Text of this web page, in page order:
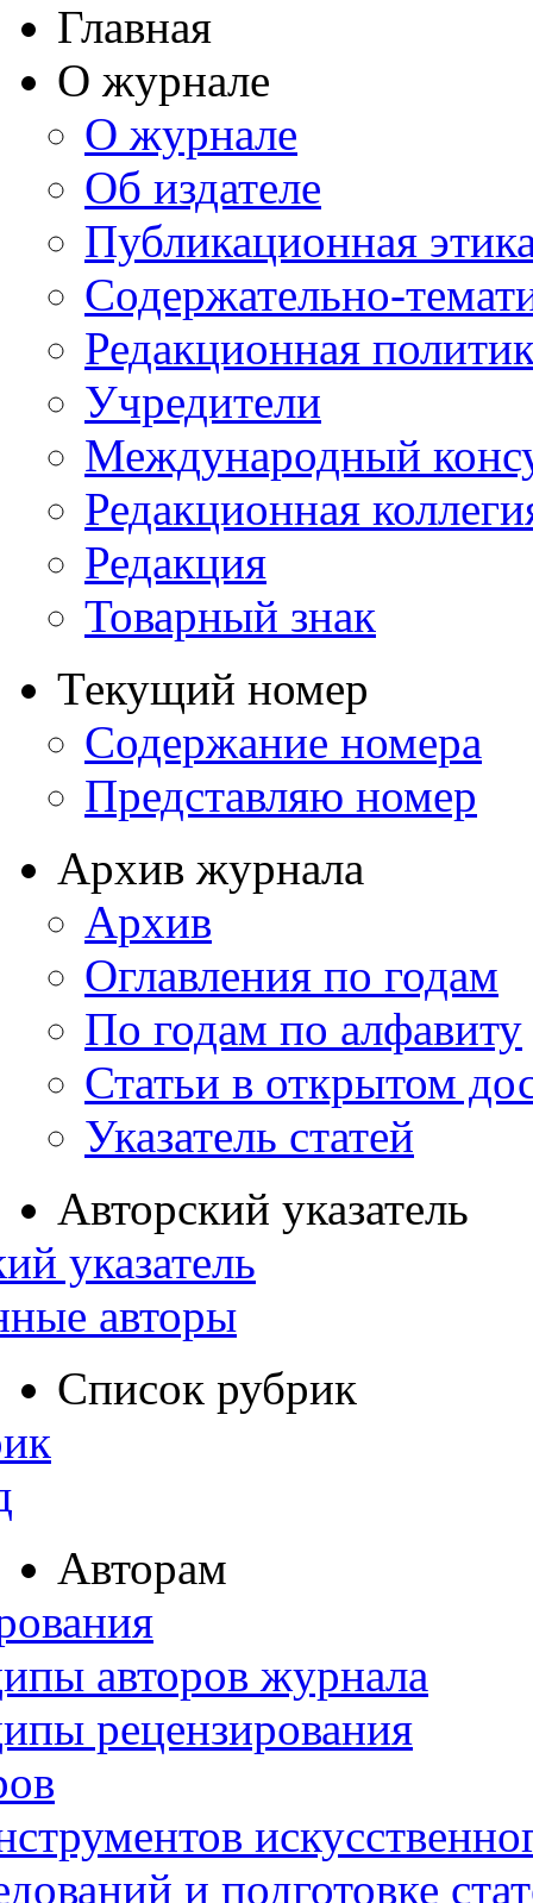
Главная
О журнале
О журнале
Об издателе
Публикационная
Содержательно-
Редакционная
Учредители
Международный
Редакционная
Редакция
Товарный знак
Текущий номер
Содержание номера
Представляю номер
Архив журнала
Архив
Оглавления по годам
По годам по алфавиту
Статьи в открытом
Указатель статей
Авторский указатель
указатель
авторы
Список рубрик
Авторам
авторов журнала
рецензирования
и подготовке